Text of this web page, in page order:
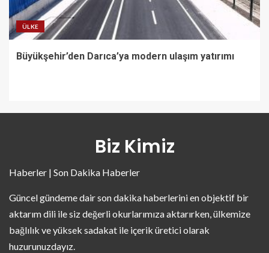
ÜLKE
Büyükşehir’den Darıca’ya modern ulaşım yatırımı
Biz Kimiz
Haberler | Son Dakika Haberler
Güncel gündeme dair son dakika haberlerini en objektif bir
aktarım dili ile siz değerli okurlarımıza aktarırken, ülkemize
bağlılık ve yüksek sadakat ile içerik üretici olarak
huzurunuzdayız.